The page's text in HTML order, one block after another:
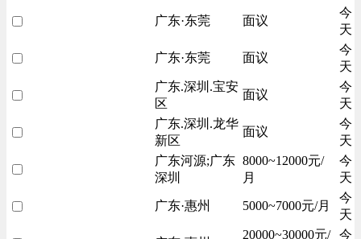
广东·东莞 面议
今
天
广东·东莞 面议
今
天
广东.深圳.宝安
区
面议
今
天
广东.深圳.龙华
新区
面议
今
天
广东河源;广东
深圳
8000~12000元/
月
今
天
广东·惠州 5000~7000元/月
今
天
20000~30000元/ 今